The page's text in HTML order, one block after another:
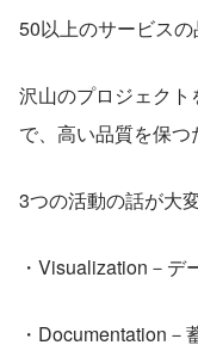
50以上のサービスの
沢山のプロジェク
で、高い品質を保
3つの活動の話が大
・Visualization－デ
・Documentation－